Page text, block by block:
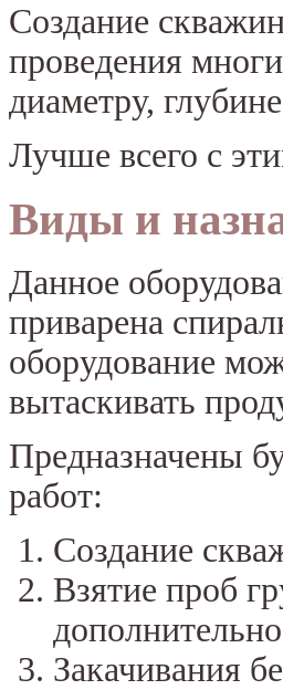
Создание
проведения
диаметру,
Лучше всего с
Виды и
Данное
приварена
оборудование
вытаскивать
Предназначены
работ:
Создание
Взятие проб
Закачивания